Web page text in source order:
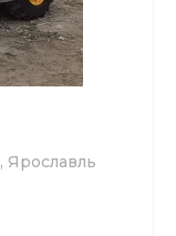
, Ярославль